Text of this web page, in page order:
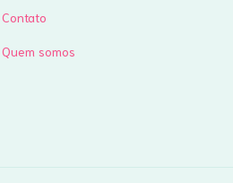
Contato
Quem somos